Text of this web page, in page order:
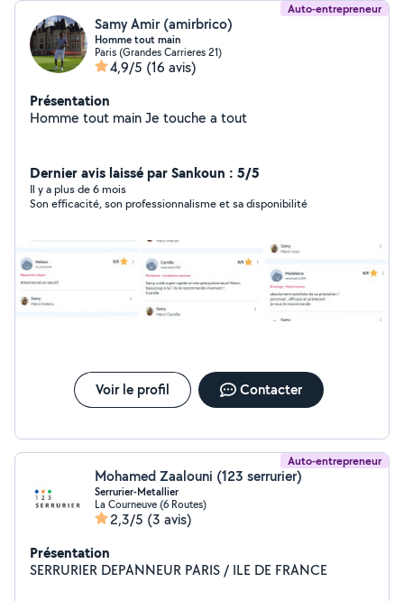
Auto-entrepreneur
Samy Amir (amirbrico)
Homme tout main
Paris (Grandes Carrieres 21)
4,9/5 (16 avis)
Présentation
Homme tout main Je touche a tout
Dernier avis laissé par Sankoun : 5/5
Il y a plus de 6 mois
Son efficacité, son professionnalisme et sa disponibilité
Voir le profil Contacter
Auto-entrepreneur
Mohamed Zaalouni (123 serrurier)
Serrurier-Metallier
La Courneuve (6 Routes)
2,3/5 (3 avis)
Présentation
SERRURIER DEPANNEUR PARIS / ILE DE FRANCE